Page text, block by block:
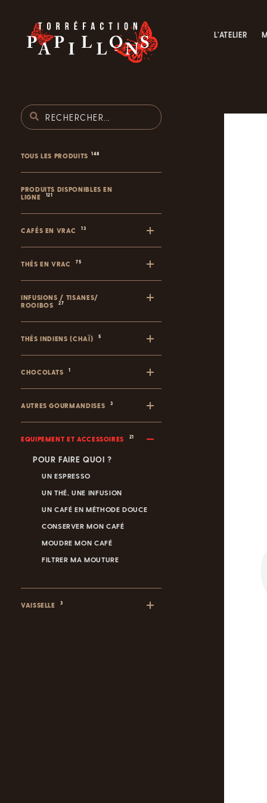
L'ATELIER
TOUS LES PRODUITS 148
PRODUITS DISPONIBLES EN
LIGNE
121
CAFÉS EN VRAC 13
THÉS EN VRAC 75
INFUSIONS / TISANES/
ROOIBOS
27
THÉS INDIENS (CHAÏ) 5
CHOCOLATS 1
AUTRES GOURMANDISES 3
EQUIPEMENT ET ACCESSOIRES 21
POUR FAIRE QUOI ?
UN ESPRESSO
UN THÉ, UNE INFUSION
UN CAFÉ EN MÉTHODE DOUCE
CONSERVER MON CAFÉ
MOUDRE MON CAFÉ
FILTRER MA MOUTURE
VAISSELLE 3